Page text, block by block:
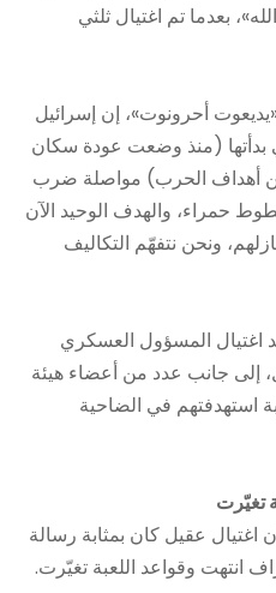
بعدما تم اغتيال ثلثي
أحرونوت»، إن إسرائيل
بدأتها (منذ وضعت عودة سكان
أهداف الحرب) مواصلة ضرب
حمراء، والهدف الوحيد الآن
ونحن نتفهّم التكاليف
اغتيال المسؤول العسكري
إلى جانب عدد من أعضاء هيئة
استهدفتهم في الضاحية
تغيّرت
اغتيال عقيل كان بمثابة رسالة
انتهت وقواعد اللعبة تغيّرت.